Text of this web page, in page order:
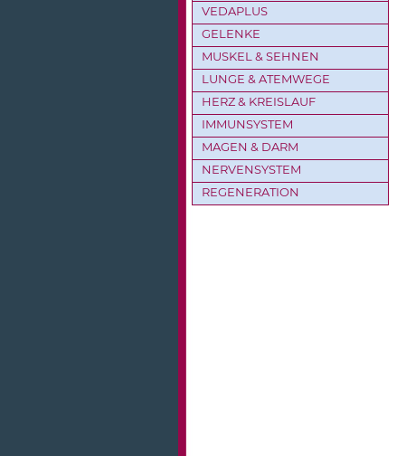
VEDAPLUS
GELENKE
MUSKEL & SEHNEN
LUNGE & ATEMWEGE
HERZ & KREISLAUF
IMMUNSYSTEM
MAGEN & DARM
NERVENSYSTEM
REGENERATION